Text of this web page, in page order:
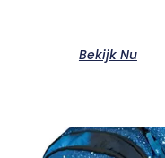
Bekijk Nu